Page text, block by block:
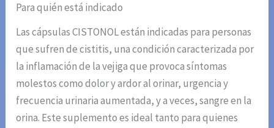
Para quién está indicado
Las cápsulas CISTONOL están indicadas para personas
que sufren de cistitis, una condición caracterizada por
la inflamación de la vejiga que provoca síntomas
molestos como dolor y ardor al orinar, urgencia y
frecuencia urinaria aumentada, y a veces, sangre en la
orina. Este suplemento es ideal tanto para quienes